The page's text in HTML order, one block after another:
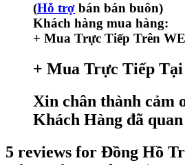
(Hỗ trợ bán bán buôn)
Khách hàng mua hàng:
+ Mua Trực Tiếp Trên
+ Mua Trực Tiếp
Xin chân thành cảm
Khách Hàng đã
5 reviews for Đồng Hồ